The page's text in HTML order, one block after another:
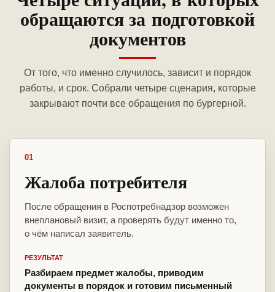
обращаются за подготовкой
документов
От того, что именно случилось, зависит и порядок
работы, и срок. Собрали четыре сценария, которые
закрывают почти все обращения по бургерной.
01
Жалоба потребителя
После обращения в Роспотребнадзор возможен
внеплановый визит, а проверять будут именно то,
о чём написал заявитель.
РЕЗУЛЬТАТ
Разбираем предмет жалобы, приводим
документы в порядок и готовим письменный